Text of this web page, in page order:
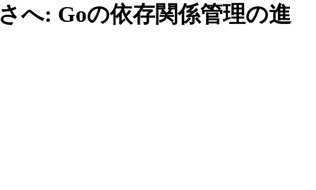
へ: Goの依存関係管理の進